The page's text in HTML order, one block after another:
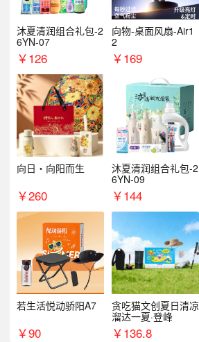
沐夏清润组合礼包-2
6YN-07
￥126
向物-桌面风扇-Air1
2
￥169
向日・向阳而生
￥260
沐夏清润组合礼包-2
6YN-09
￥144
若生活悦动骄阳A7
￥90
贪吃猫文创夏日清凉
溜达一夏·登峰
￥136.8